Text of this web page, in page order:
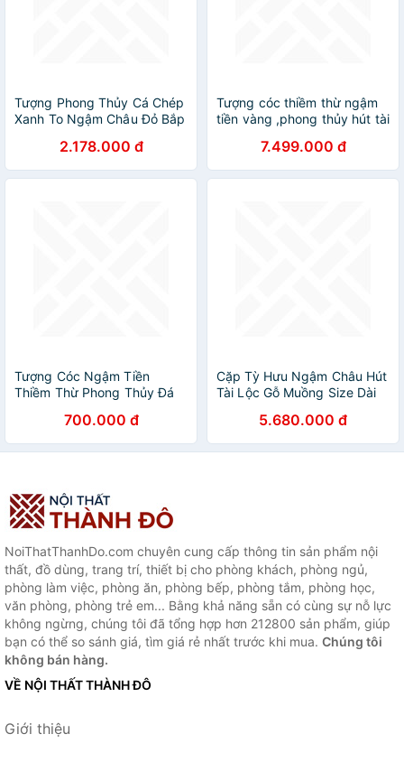
Tượng Phong Thủy Cá Chép
Xanh To Ngậm Châu Đỏ Bắp
Bắp cải tượng trưng cho của
cải thêm 2 cá vàng nhỏ xinh
xinh cóc vàng ngậm tiền
2.178.000 đ
Tượng cóc thiềm thừ ngậm
tiền vàng ,phong thủy hút tài
đục kỹ đẹp long lanh kt
34×20×42cm chưa tính
chân kệ
7.499.000 đ
Tượng Cóc Ngậm Tiền
Thiềm Thừ Phong Thủy Đá
Đậm Size 15cm Hợp Mệnh
Thủy Mộc Hỏa trưng trên
bàn, bàn thờ thần tài ở nhà,
700.000 đ
Cặp Tỳ Hưu Ngậm Châu Hút
Tài Lộc Gỗ Muồng Size Dài
15cm trưng Tỳ Hưu phòng
khách nhà, công ty Công
dụng Tỳ Hưu thu hút tài lộc
5.680.000 đ
NoiThatThanhDo.com chuyên cung cấp thông tin sản phẩm nội
thất, đồ dùng, trang trí, thiết bị cho phòng khách, phòng ngủ,
phòng làm việc, phòng ăn, phòng bếp, phòng tắm, phòng học,
văn phòng, phòng trẻ em... Bằng khả năng sẵn có cùng sự nỗ lực
không ngừng, chúng tôi đã tổng hợp hơn 212800 sản phẩm, giúp
bạn có thể so sánh giá, tìm giá rẻ nhất trước khi mua. Chúng tôi
không bán hàng.
VỀ NỘI THẤT THÀNH ĐÔ
Giới thiệu